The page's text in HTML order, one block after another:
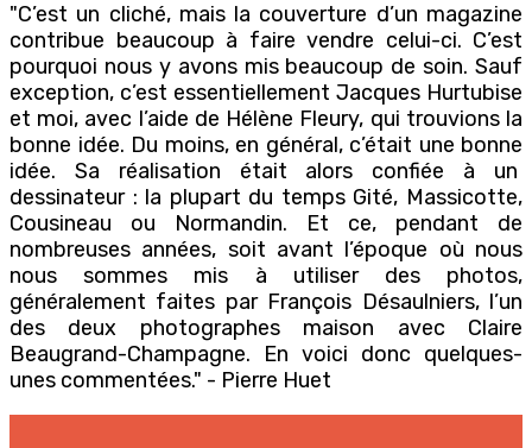
"C’est un cliché, mais la couverture d’un magazine
contribue beaucoup à faire vendre celui-ci. C’est
pourquoi nous y avons mis beaucoup de soin. Sauf
exception, c’est essentiellement Jacques Hurtubise
et moi, avec l’aide de Hélène Fleury, qui trouvions la
bonne idée. Du moins, en général, c’était une bonne
idée. Sa réalisation était alors confiée à un
dessinateur : la plupart du temps Gité, Massicotte,
Cousineau ou Normandin. Et ce, pendant de
nombreuses années, soit avant l’époque où nous
nous sommes mis à utiliser des photos,
généralement faites par François Désaulniers, l’un
des deux photographes maison avec Claire
Beaugrand-Champagne. En voici donc quelques-
unes commentées." - Pierre Huet